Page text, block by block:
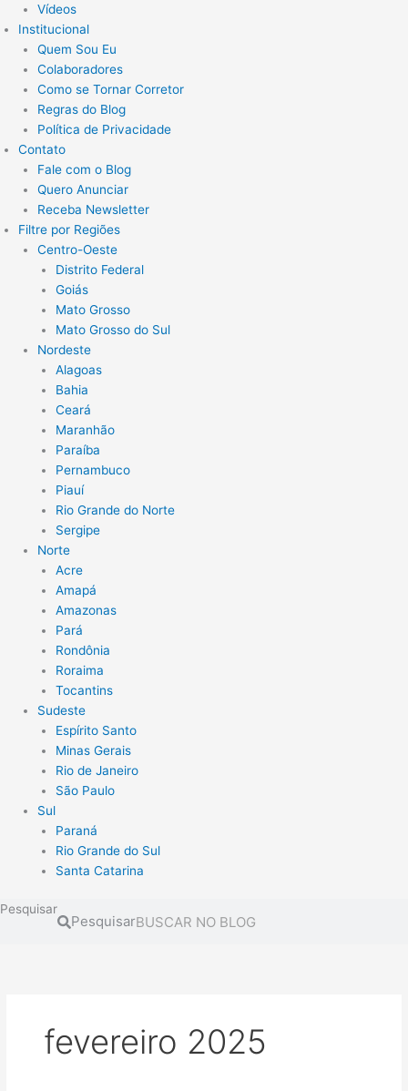
Vídeos
Institucional
Quem Sou Eu
Colaboradores
Como se Tornar Corretor
Regras do Blog
Política de Privacidade
Contato
Fale com o Blog
Quero Anunciar
Receba Newsletter
Filtre por Regiões
Centro-Oeste
Distrito Federal
Goiás
Mato Grosso
Mato Grosso do Sul
Nordeste
Alagoas
Bahia
Ceará
Maranhão
Paraíba
Pernambuco
Piauí
Rio Grande do Norte
Sergipe
Norte
Acre
Amapá
Amazonas
Pará
Rondônia
Roraima
Tocantins
Sudeste
Espírito Santo
Minas Gerais
Rio de Janeiro
São Paulo
Sul
Paraná
Rio Grande do Sul
Santa Catarina
Pesquisar
Pesquisar
fevereiro 2025